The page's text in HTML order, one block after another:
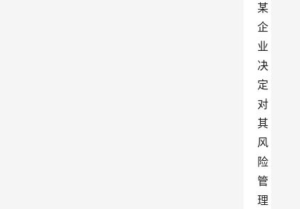
某
企
业
决
定
对
其
风
险
管
理